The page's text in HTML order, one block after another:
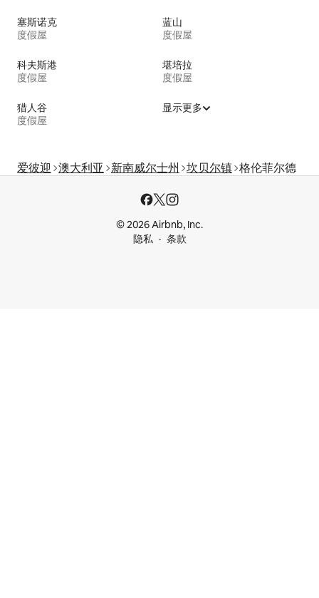
塞斯诺克
度假屋
蓝山
度假屋
科夫斯港
度假屋
堪培拉
度假屋
猎人谷
度假屋
显示更多
爱彼迎 澳大利亚 新南威尔士州 坎贝尔镇 格伦菲尔德
© 2026 Airbnb, Inc.
隐私
条款